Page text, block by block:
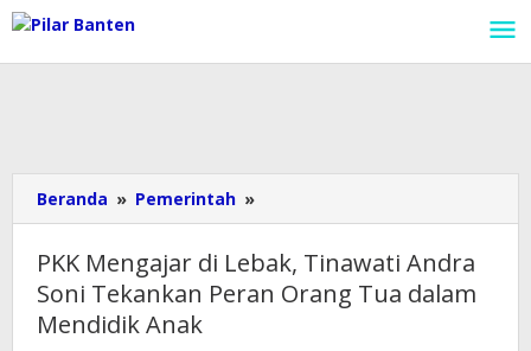
Lewati
ke
konten
Beranda » Pemerintah »
Mengajar
Lebak,
Tinawati
PKK Mengajar di Lebak, Tinawati Andra
Soni Tekankan Peran Orang Tua dalam
Mendidik Anak